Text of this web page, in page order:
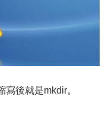
後就是mkdir。